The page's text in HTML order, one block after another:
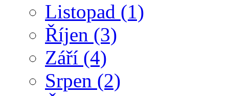
Listopad (1)
Říjen (3)
Září (4)
Srpen (2)